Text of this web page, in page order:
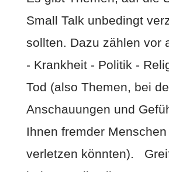
Small Talk unbedingt
sollten. Dazu zählen vor
- Krankheit - Politik -
Tod (also Themen, bei
Anschauungen und
Ihnen fremder
verletzen könnten).